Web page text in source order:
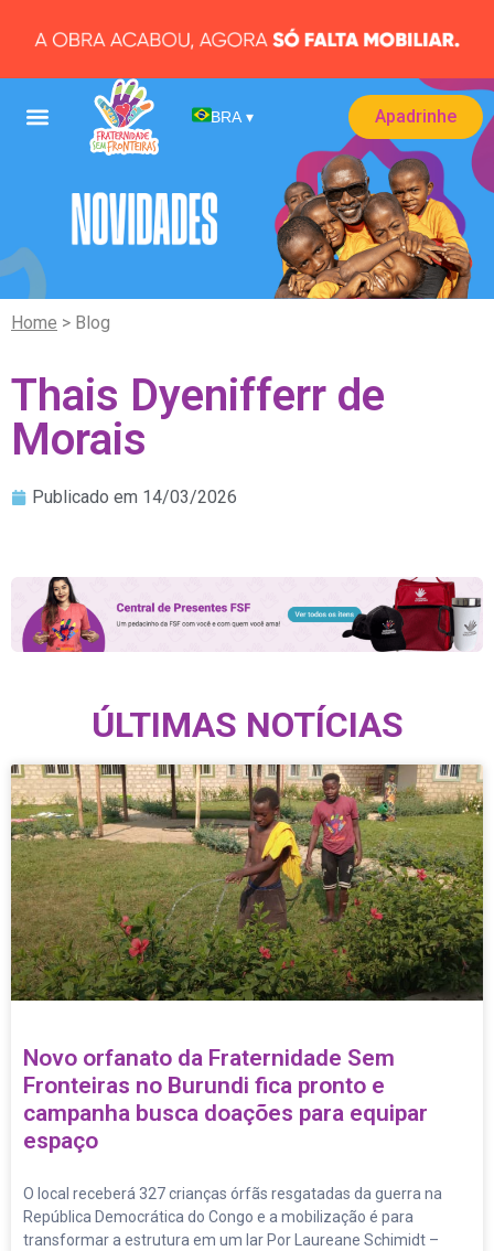
BRA ▾ Apadrinhe
Home > Blog
Thais Dyenifferr de
Morais
Publicado em 14/03/2026
ÚLTIMAS NOTÍCIAS
Novo orfanato da Fraternidade Sem
Fronteiras no Burundi fica pronto e
campanha busca doações para equipar
espaço
O local receberá 327 crianças órfãs resgatadas da guerra na
República Democrática do Congo e a mobilização é para
transformar a estrutura em um lar Por Laureane Schimidt –